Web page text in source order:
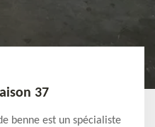
37
benne est un spécialiste